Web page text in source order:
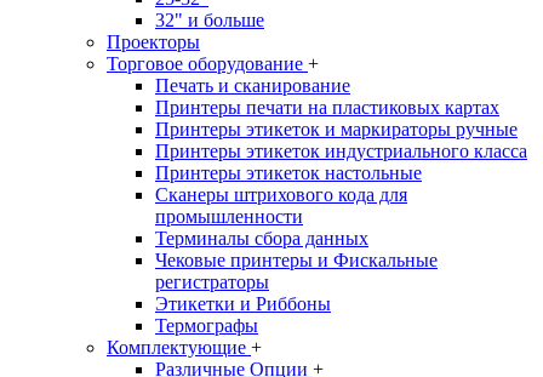
32" и больше
Проекторы
Торговое оборудование +
Печать и сканирование
Принтеры печати на пластиковых картах
Принтеры этикеток и маркираторы ручные
Принтеры этикеток индустриального класса
Принтеры этикеток настольные
Сканеры штрихового кода для
промышленности
Терминалы сбора данных
Чековые принтеры и Фискальные
регистраторы
Этикетки и Риббоны
Термографы
Комплектующие +
Различные Опции +